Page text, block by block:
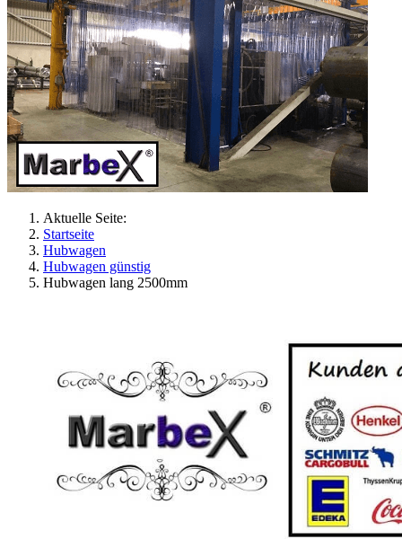
Aktuelle Seite:
Startseite
Hubwagen
Hubwagen günstig
Hubwagen lang 2500mm